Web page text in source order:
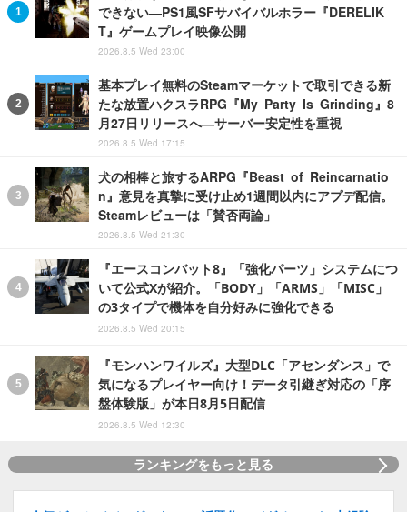
できない―PS1風SFサバイバルホラー『DERELIK
T』ゲームプレイ映像公開
2026.8.5 Wed 23:00
基本プレイ無料のSteamマーケットで取引できる新
たな放置ハクスラRPG『My Party Is Grinding』8
月27日リリースへ―サーバー安定性を重視
2026.8.5 Wed 17:15
犬の相棒と旅するARPG『Beast of Reincarnatio
n』意見を真摯に受け止め1週間以内にアプデ配信。
Steamレビューは「賛否両論」
2026.8.5 Wed 21:30
『エースコンバット8』「強化パーツ」システムにつ
いて公式Xが紹介。「BODY」「ARMS」「MISC」
の3タイプで機体を自分好みに強化できる
2026.8.5 Wed 20:15
『モンハンワイルズ』大型DLC「アセンダンス」で
気になるプレイヤー向け！データ引継ぎ対応の「序
盤体験版」が本日8月5日配信
2026.8.5 Wed 12:30
ランキングをもっと見る